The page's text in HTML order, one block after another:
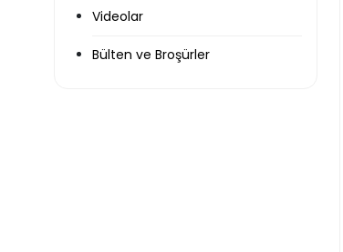
Videolar
Bülten ve Broşürler